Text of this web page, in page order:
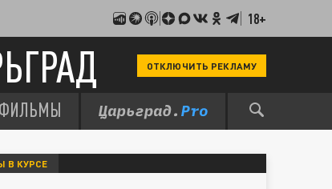
18+
ОТКЛЮЧИТЬ РЕКЛАМУ
ФИЛЬМЫ
В КУРСЕ